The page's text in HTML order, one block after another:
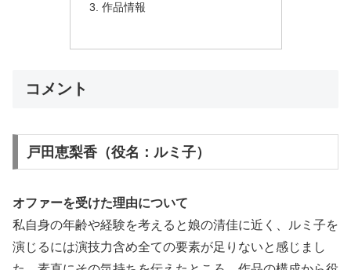
作品情報
コメント
戸田恵梨香（役名：ルミ子）
オファーを受けた理由について
私自身の年齢や経験を考えると娘の清佳に近く、ルミ子を
演じるには演技力含め全ての要素が足りないと感じまし